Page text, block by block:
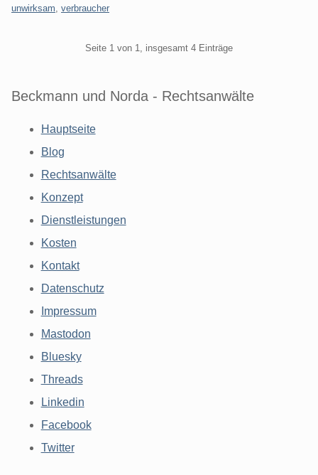
unwirksam verbraucher
Seite 1 von 1, insgesamt 4 Einträge
Beckmann und Norda - Rechtsanwälte
Hauptseite
Blog
Rechtsanwälte
Konzept
Dienstleistungen
Kosten
Kontakt
Datenschutz
Impressum
Mastodon
Bluesky
Threads
Linkedin
Facebook
Twitter